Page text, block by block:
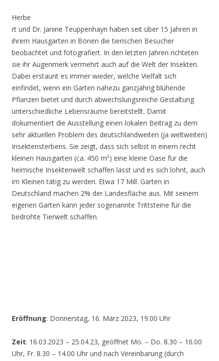
Herbe
rt und Dr. Janine Teuppenhayn haben seit über 15 Jahren in
ihrem Hausgarten in Bönen die tierischen Besucher
beobachtet und fotografiert. In den letzten Jahren richteten
sie ihr Augenmerk vermehrt auch auf die Welt der Insekten.
Dabei erstaunt es immer wieder, welche Vielfalt sich
einfindet, wenn ein Garten nahezu ganzjährig blühende
Pflanzen bietet und durch abwechslungsreiche Gestaltung
unterschiedliche Lebensräume bereitstellt. Damit
dokumentiert die Ausstellung einen lokalen Beitrag zu dem
sehr aktuellen Problem des deutschlandweiten (ja weltweiten)
Insektensterbens. Sie zeigt, dass sich selbst in einem recht
kleinen Hausgarten (ca. 450 m²) eine kleine Oase für die
heimische Insektenwelt schaffen lässt und es sich lohnt, auch
im Kleinen tätig zu werden. Etwa 17 Mill. Gärten in
Deutschland machen 2% der Landesfläche aus. Mit seinem
eigenen Garten kann jeder sogenannte Trittsteine für die
bedrohte Tierwelt schaffen.
Eröffnung: Donnerstag, 16. März 2023, 19.00 Uhr
Zeit: 16.03.2023 – 25.04.23, geöffnet Mo. – Do. 8.30 – 16.00
Uhr, Fr. 8.30 – 14.00 Uhr und nach Vereinbarung (durch